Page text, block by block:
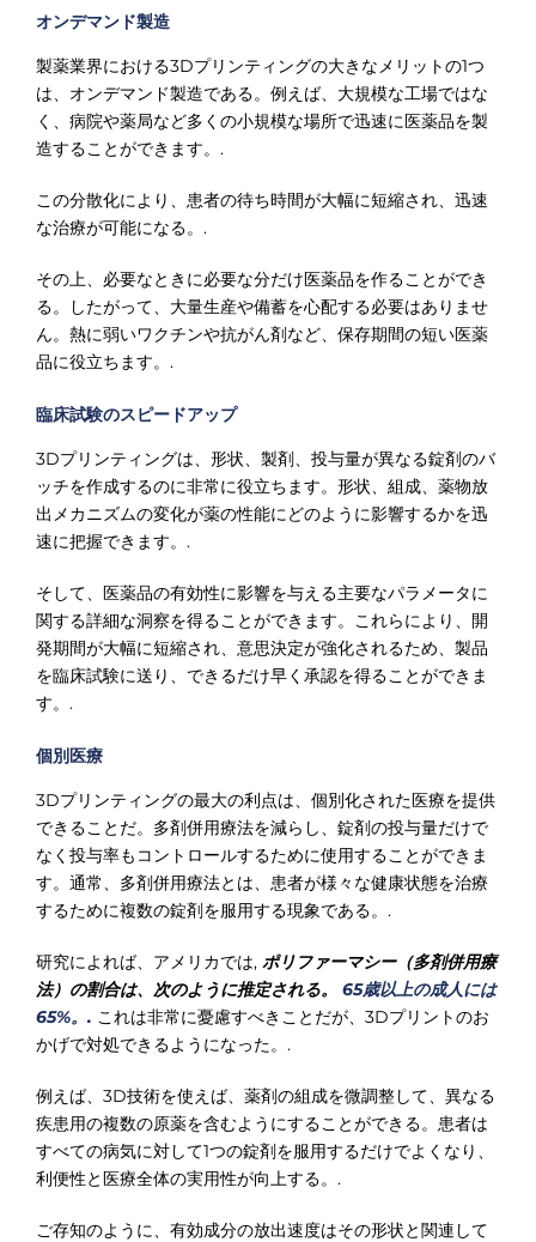
オンデマンド製造
製薬業界における3Dプリンティングの大きなメリットの1つ
は、オンデマンド製造である。例えば、大規模な工場ではな
く、病院や薬局など多くの小規模な場所で迅速に医薬品を製
造することができます。.
この分散化により、患者の待ち時間が大幅に短縮され、迅速
な治療が可能になる。.
その上、必要なときに必要な分だけ医薬品を作ることができ
る。したがって、大量生産や備蓄を心配する必要はありませ
ん。熱に弱いワクチンや抗がん剤など、保存期間の短い医薬
品に役立ちます。.
臨床試験のスピードアップ
3Dプリンティングは、形状、製剤、投与量が異なる錠剤のバ
ッチを作成するのに非常に役立ちます。形状、組成、薬物放
出メカニズムの変化が薬の性能にどのように影響するかを迅
速に把握できます。.
そして、医薬品の有効性に影響を与える主要なパラメータに
関する詳細な洞察を得ることができます。これらにより、開
発期間が大幅に短縮され、意思決定が強化されるため、製品
を臨床試験に送り、できるだけ早く承認を得ることができま
す。.
個別医療
3Dプリンティングの最大の利点は、個別化された医療を提供
できることだ。多剤併用療法を減らし、錠剤の投与量だけで
なく投与率もコントロールするために使用することができま
す。通常、多剤併用療法とは、患者が様々な健康状態を治療
するために複数の錠剤を服用する現象である。.
研究によれば、アメリカでは, ポリファーマシー（多剤併用療
法）の割合は、次のように推定される。 65歳以上の成人には
65%。. これは非常に憂慮すべきことだが、3Dプリントのお
かげで対処できるようになった。.
例えば、3D技術を使えば、薬剤の組成を微調整して、異なる
疾患用の複数の原薬を含むようにすることができる。患者は
すべての病気に対して1つの錠剤を服用するだけでよくなり、
利便性と医療全体の実用性が向上する。.
ご存知のように、有効成分の放出速度はその形状と関連して